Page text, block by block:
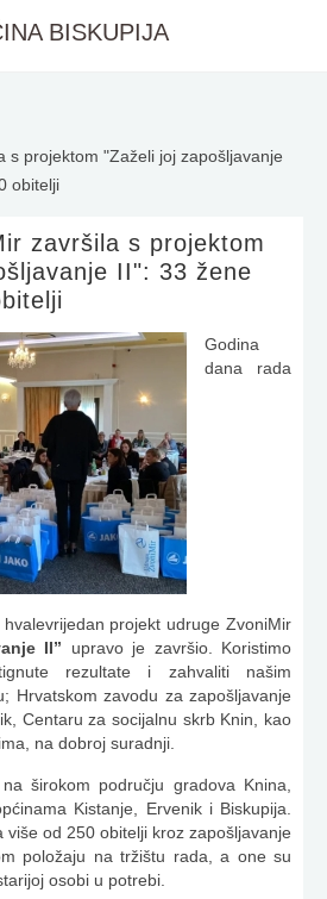
BISKUPIJA
s projektom "Zaželi joj zapošljavanje
obitelji
završila s projektom
II": 33 žene
Godina
dana rada
projekt udruge ZvoniMir
II” upravo je završio. Koristimo
rezultate i zahvaliti našim
Hrvatskom zavodu za zapošljavanje
Centaru za socijalnu skrb Knin, kao
na dobroj suradnji.
širokom području gradova Knina,
Kistanje, Ervenik i Biskupija.
više od 250 obitelji kroz zapošljavanje
položaju na tržištu rada, a one su
osobi u potrebi.